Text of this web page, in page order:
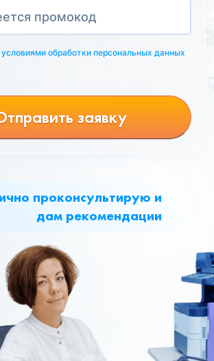
проконсультирую и
дам рекомендации
условиями обработки персональных данных
заявку